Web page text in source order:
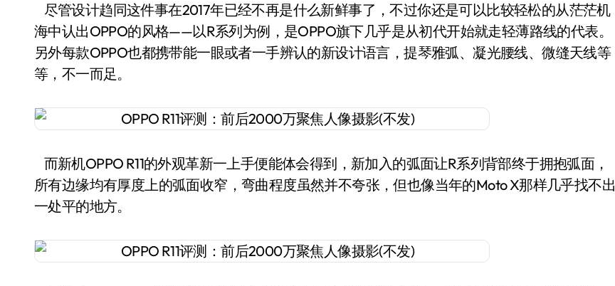
尽管设计趋同这件事在2017年已经不再是什么新鲜事了，不过你还是可以比较轻松的从茫茫机
海中认出OPPO的风格——以R系列为例，是OPPO旗下几乎是从初代开始就走轻薄路线的代表。
另外每款OPPO也都携带能一眼或者一手辨认的新设计语言，提琴雅弧、凝光腰线、微缝天线等
等，不一而足。
而新机OPPO R11的外观革新一上手便能体会得到，新加入的弧面让R系列背部终于拥抱弧面，
所有边缘均有厚度上的弧面收窄，弯曲程度虽然并不夸张，但也像当年的Moto X那样几乎找不出
一处平的地方。